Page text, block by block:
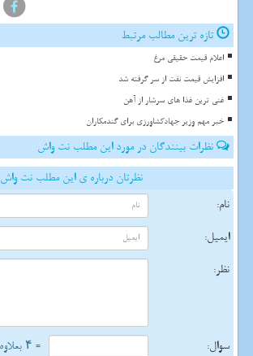
تازه ترین مطالب مرتبط
اعلام قیمت حقیقی مرغ
افزایش قیمت نفت از سر گرفته شد
غنی ترین غذا های سرشار از آهن
خبر مهم وزیر جهادکشاورزی برای گندمکاران
نظرات بینندگان در مورد این مطلب نت واش
نظرتان درباره ی این مطلب نت واش
نام:
ایمیل:
نظر:
سوال: = ۴ بعلاوه ۱